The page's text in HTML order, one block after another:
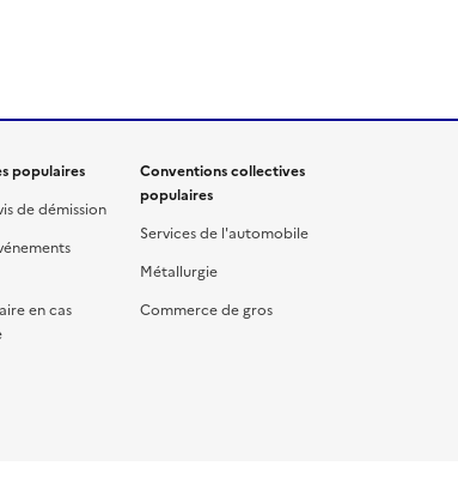
populaires
de démission
en cas
Conventions collectives
populaires
Services de l'automobile
Métallurgie
Commerce de gros